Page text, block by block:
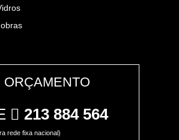
ORÇAMENTO
213 884 564
rede fixa nacional)